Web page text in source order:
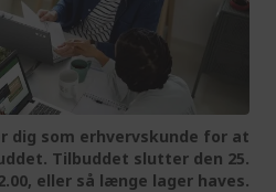
dig som erhvervskunde for at
Tilbuddet slutter den 25.
eller så længe lager haves.